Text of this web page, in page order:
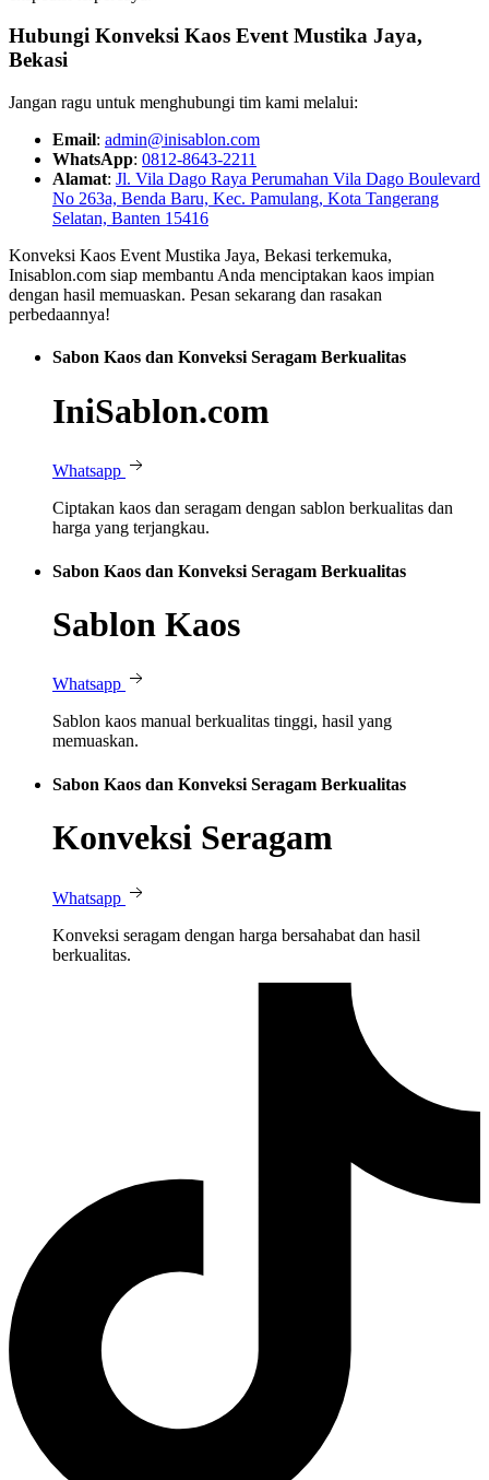
Hubungi Konveksi Kaos Event Mustika Jaya,
Bekasi
Jangan ragu untuk menghubungi tim kami melalui:
Email: admin@inisablon.com
WhatsApp: 0812-8643-2211
Alamat: Jl. Vila Dago Raya Perumahan Vila Dago Boulevard
No 263a, Benda Baru, Kec. Pamulang, Kota Tangerang
Selatan, Banten 15416
Konveksi Kaos Event Mustika Jaya, Bekasi terkemuka,
Inisablon.com siap membantu Anda menciptakan kaos impian
dengan hasil memuaskan. Pesan sekarang dan rasakan
perbedaannya!
Sabon Kaos dan Konveksi Seragam Berkualitas
IniSablon.com
Whatsapp
Ciptakan kaos dan seragam dengan sablon berkualitas dan
harga yang terjangkau.
Sabon Kaos dan Konveksi Seragam Berkualitas
Sablon Kaos
Whatsapp
Sablon kaos manual berkualitas tinggi, hasil yang
memuaskan.
Sabon Kaos dan Konveksi Seragam Berkualitas
Konveksi Seragam
Whatsapp
Konveksi seragam dengan harga bersahabat dan hasil
berkualitas.